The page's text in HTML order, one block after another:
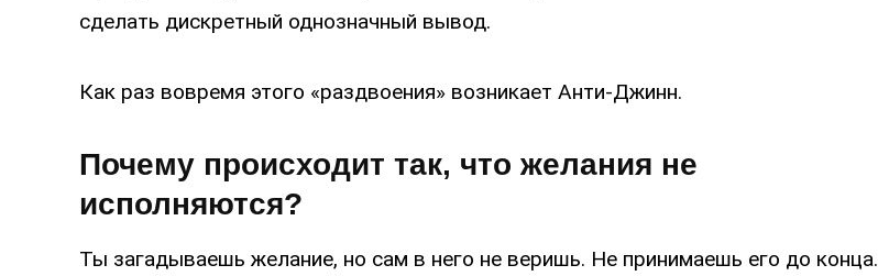
сделать дискретный однозначный вывод.
Как раз вовремя этого «раздвоения» возникает Анти-Джинн.
Почему происходит так, что желания не
исполняются?
Ты загадываешь желание, но сам в него не веришь. Не принимаешь его до конца.